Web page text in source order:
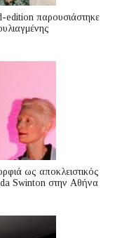
παρουσιάστηκε
ως αποκλειστικός
Swinton στην Αθήνα